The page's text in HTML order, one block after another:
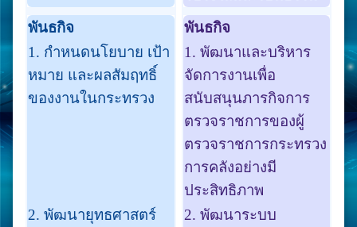
พันธกิจ
พันธกิจ
1. กำหนดนโยบาย เป้า
หมาย และผลสัมฤทธิ์
ของงานในกระทรวง
1. พัฒนาและบริหาร
จัดการงานเพื่อ
สนับสนุนภารกิจการ
ตรวจราชการของผู้
ตรวจราชการกระทรวง
การคลังอย่างมี
ประสิทธิภาพ
2. พัฒนายุทธศาสตร์
2. พัฒนาระบบ